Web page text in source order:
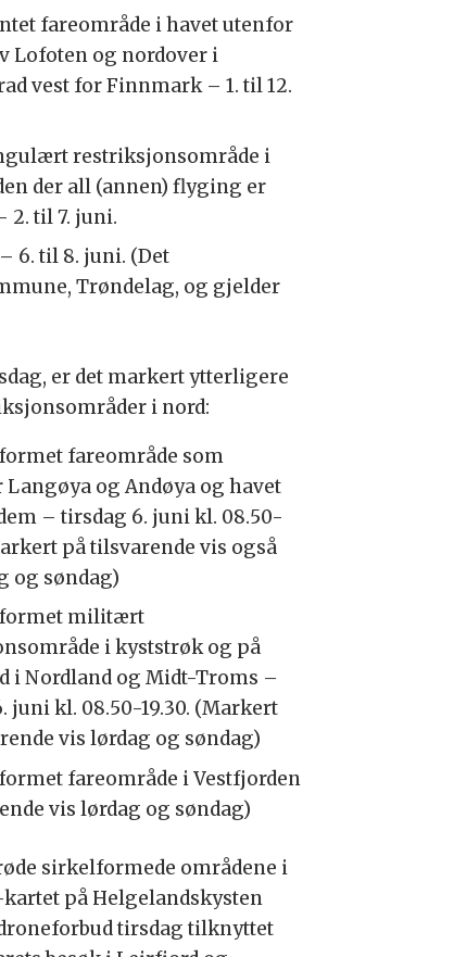
maritimt flerbrukshelikopter tilhørende USS Gerald R. Ford på et landingsområde i Ramsund i Tjeldsund kommune under trening lørdag. Ramsund
Adkins/USAs marine
fareområde i havet utenfor
Lofoten og nordover i
vest for Finnmark – 1. til 12.
restriksjonsområde i
der all (annen) flyging er
2. til 7. juni.
6. til 8. juni. (Det
Trøndelag, og gjelder
er det markert ytterligere
i nord:
fareområde som
og Andøya og havet
– tirsdag 6. juni kl. 08.50-
på tilsvarende vis også
og søndag)
militært
i kyststrøk og på
i Nordland og Midt-Troms –
juni kl. 08.50-19.30. (Markert
vis lørdag og søndag)
fareområde i Vestfjorden
vis lørdag og søndag)
sirkelformede områdene i
på Helgelandskysten
tirsdag tilknyttet